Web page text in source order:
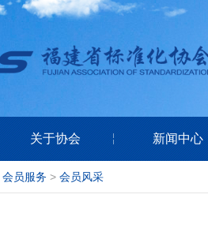
关于协会 新闻中心
会员服务 > 会员风采